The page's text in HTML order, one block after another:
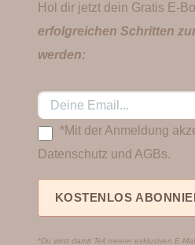
Hol dir jetzt dein Gratis E-
erfolgreichen Schritten
werden:
*Mit der Anmeldung
Datenschutz und AGBs.
*Du wirst damit Teil meiner exklusiven E-